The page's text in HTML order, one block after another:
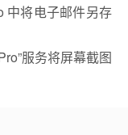
中将电子邮件另存
服务将屏幕截图